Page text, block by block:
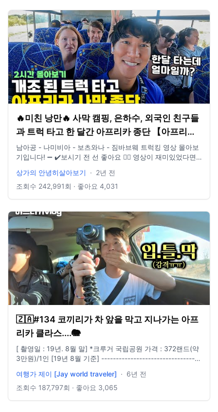
🔥미친 낭만🔥 사막 캠핑, 은하수, 외국인 친구들
과 트럭 타고 한 달간 아프리카 종단 【아프리카
트럭킹 몰아보기】
남아공 - 나미비아 - 보츠와나 - 짐바브웨 트럭킹 영상 몰아보
기입니다! ➖ ✔️보시기 전 선 좋아요 👍🏻 영상이 재미있었다면
https://www.instagram.com/sanghyuk1ee/ 📝 Blog :
https://blog.naver.com/sanghyuk1ee 📚 Brunch :
름 Xt-4, 고프로 Hero 9, 아이폰 12 Pro, 인스타 360 x3 ➖
Music provided by 브금대통령 Track : 바보브금 -
https://youtu.be/-_Vc-fl4TX8 Track : Black Comedy -
https://youtu.be/gHlSF3VpB9U Track : 도둑의 계획 - • [브
금대통령] (코믹/살금살금/Quirky) 도둑의 계획/Thief... Track
: Simple Cannon - https://youtu.be/fXq2D2jeIs8 Track :
Blue Sky - https://youtu.be/SZwB8Omdan4 Track : 댕청댕
청 - https://www.youtube.com/watch?v=5qEI_xTPa-Q
Track : Waltz for Golden Retriever -
https://youtu.be/uySw78v2ZR0 Track : 개억울 -
https://youtu.be/zpI1I1Fxs-Q Track : Paesaggio Italiano -
https://youtu.be/9PRnPdgNhMI Track : Some Vintage
Mood 2 - https://youtu.be/j_x22l_c7uQ All Night - Ikson
Playlist by http://reurl.kr/19C2BF81SQ​ Do It - Ikson Music
by Ikson https://soundcloud.com/ikson​ Music Playlist by
http://reurl.kr/19C2BF81SQ​ Island - Jarico Soundcloud :
https://soundcloud.com/jaricomusic Music Playlist by
http://reurl.kr/1992B2F4FB "I'm Letting Go" by Josh
Woodward. Free download: http://joshwoodward.com/
상가의 안녕히살아보기 · 2년 전
조회수 242,991회 · 좋아요 4,031
🇿🇦#134 코끼리가 차 앞을 막고 지나가는 아프
리카 클라스....🐘
[ 촬영일 : 19년. 8월 말] *크루거 국립공원 가격 : 372랜드(약
3만원)/1인 [19년 8월 기준] ----------------------------------
라) Galaxy S8 (서브카메라) GoPro 6 (보조카메라) ----------
---------------------------------------------- 편집 프로그램
여행가 제이 [Jay world traveler] · 6년 전
조회수 187,797회 · 좋아요 3,065